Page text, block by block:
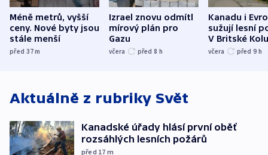
Méně metrů, vyšší
ceny. Nové byty jsou
stále menší
před 37m
Izrael znovu odmítl
mírový plán pro
Gazu
včera před 8 h
Kanadu i
sužují lesní
V Britské
evakuovali
včera před 9 h
Aktuálně z rubriky Svět
Kanadské úřady hlásí první oběť
rozsáhlých lesních požárů
před 17 m